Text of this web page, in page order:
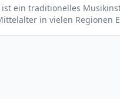
ist ein traditionelles
in vielen Regionen